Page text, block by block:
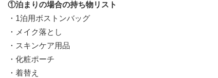
①泊まりの場合の持ち物リスト
・1泊用ボストンバッグ
・メイク落とし
・スキンケア用品
・化粧ポーチ
・着替え